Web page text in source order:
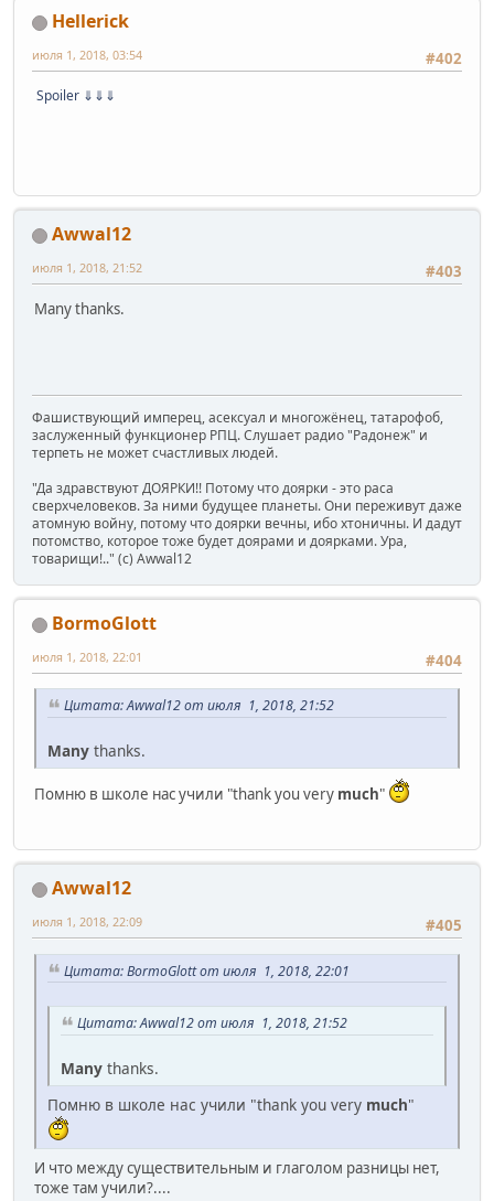
Hellerick
#402
июля 1, 2018, 03:54
Spoiler ⇓⇓⇓
Awwal12
#403
июля 1, 2018, 21:52
Many thanks.
Фашиствующий имперец, асексуал и многожёнец, татарофоб,
заслуженный функционер РПЦ. Слушает радио "Радонеж" и
терпеть не может счастливых людей.
"Да здравствуют ДОЯРКИ!! Потому что доярки - это раса
сверхчеловеков. За ними будущее планеты. Они переживут даже
атомную войну, потому что доярки вечны, ибо хтоничны. И дадут
потомство, которое тоже будет доярами и доярками. Ура,
товарищи!.." (c) Awwal12
BormoGlott
#404
июля 1, 2018, 22:01
Цитата: Awwal12 от июля 1, 2018, 21:52
Many thanks.
Помню в школе нас учили "thank you very much"
Awwal12
#405
июля 1, 2018, 22:09
Цитата: BormoGlott от июля 1, 2018, 22:01
Цитата: Awwal12 от июля 1, 2018, 21:52
Many thanks.
Помню в школе нас учили "thank you very much"
И что между существительным и глаголом разницы нет,
тоже там учили?....